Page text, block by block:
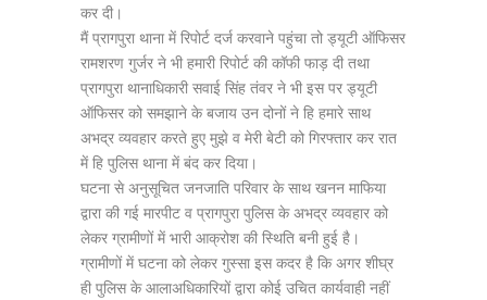
कर दी।
मैं प्रागपुरा थाना में रिपोर्ट दर्ज करवाने पहुंचा तो ड्यूटी ऑफिसर
रामशरण गुर्जर ने भी हमारी रिपोर्ट की कॉफी फाड़ दी तथा
प्रागपुरा थानाधिकारी सवाई सिंह तंवर ने भी इस पर ड्यूटी
ऑफिसर को समझाने के बजाय उन दोनों ने हि हमारे साथ
अभद्र व्यवहार करते हुए मुझे व मेरी बेटी को गिरफ्तार कर रात
में हि पुलिस थाना में बंद कर दिया।
घटना से अनुसूचित जनजाति परिवार के साथ खनन माफिया
द्वारा की गई मारपीट व प्रागपुरा पुलिस के अभद्र व्यवहार को
लेकर ग्रामीणों में भारी आक्रोश की स्थिति बनी हुई है।
ग्रामीणों में घटना को लेकर गुस्सा इस कदर है कि अगर शीघ्र
ही पुलिस के आलाअधिकारियों द्वारा कोई उचित कार्यवाही नहीं